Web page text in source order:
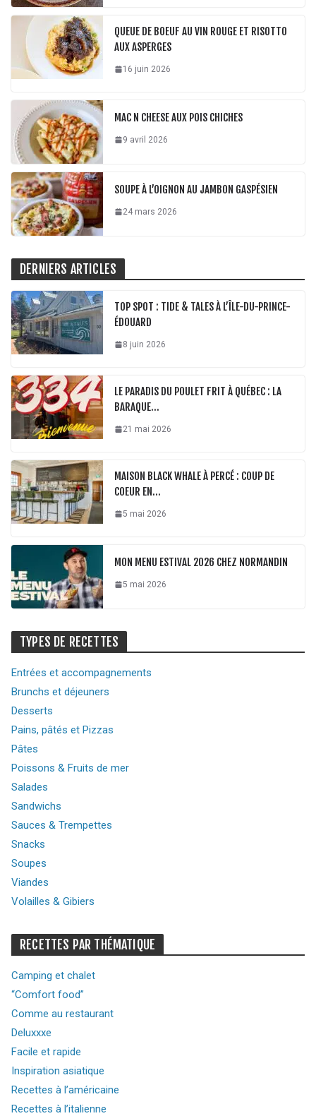
QUEUE DE BOEUF AU VIN ROUGE ET RISOTTO
AUX ASPERGES
16 juin 2026
MAC N CHEESE AUX POIS CHICHES
9 avril 2026
SOUPE À L’OIGNON AU JAMBON GASPÉSIEN
24 mars 2026
DERNIERS ARTICLES
TOP SPOT : TIDE & TALES À L’ÎLE-DU-PRINCE-
ÉDOUARD
8 juin 2026
LE PARADIS DU POULET FRIT À QUÉBEC : LA
BARAQUE…
21 mai 2026
MAISON BLACK WHALE À PERCÉ : COUP DE
COEUR EN…
5 mai 2026
MON MENU ESTIVAL 2026 CHEZ NORMANDIN
5 mai 2026
TYPES DE RECETTES
Entrées et accompagnements
Brunchs et déjeuners
Desserts
Pains, pâtés et Pizzas
Pâtes
Poissons & Fruits de mer
Salades
Sandwichs
Sauces & Trempettes
Snacks
Soupes
Viandes
Volailles & Gibiers
RECETTES PAR THÉMATIQUE
Camping et chalet
“Comfort food”
Comme au restaurant
Deluxxxe
Facile et rapide
Inspiration asiatique
Recettes à l’américaine
Recettes à l’italienne